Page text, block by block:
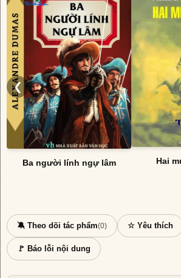
❮
Ba người lính ngự lâm Hai
🔕 Theo dõi tác phẩm(0) ☆ Yêu thích
🚩 Báo lỗi nội dung